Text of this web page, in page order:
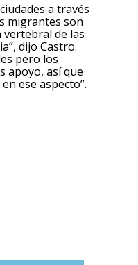
a través
migrantes son
vertebral de las
dijo Castro.
pero los
apoyo, así que
ese aspecto”.